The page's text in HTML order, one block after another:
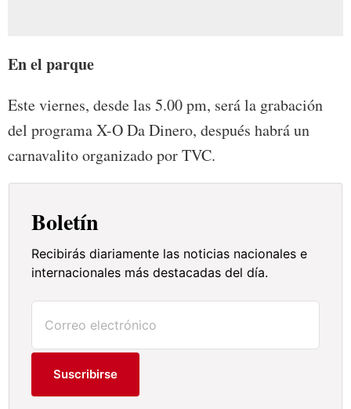
En el parque
Este viernes, desde las 5.00 pm, será la grabación
del programa X-O Da Dinero, después habrá un
carnavalito organizado por TVC.
Boletín
Recibirás diariamente las noticias nacionales e
internacionales más destacadas del día.
Suscribirse